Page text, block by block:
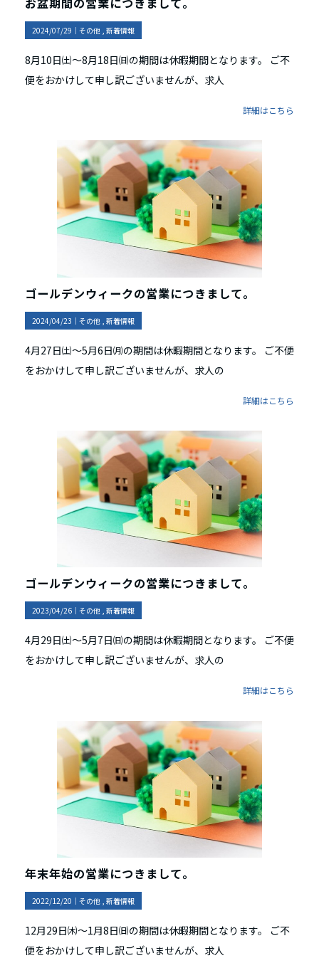
2024/07/29｜ その他 新着情報
8月10日㈯～8月18日㈰の期間は休暇期間となります。 ご不
便をおかけして申し訳ございませんが、求人
詳細はこちら
ゴールデンウィークの営業につきまして。
2024/04/23｜ その他 新着情報
4月27日㈯～5月6日㈪の期間は休暇期間となります。 ご不便
をおかけして申し訳ございませんが、求人の
詳細はこちら
ゴールデンウィークの営業につきまして。
2023/04/26｜ その他 新着情報
4月29日㈯～5月7日㈰の期間は休暇期間となります。 ご不便
をおかけして申し訳ございませんが、求人の
詳細はこちら
年末年始の営業につきまして。
2022/12/20｜ その他 新着情報
12月29日㈭～1月8日㈰の期間は休暇期間となります。 ご不
便をおかけして申し訳ございませんが、求人